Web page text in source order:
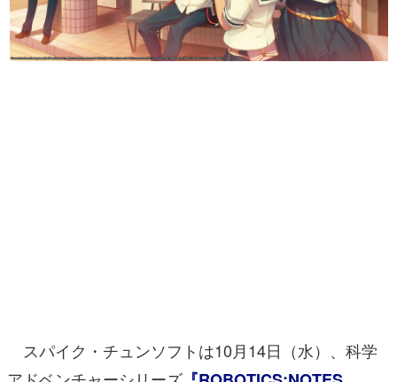
マンガ
女性向け
スパイク・チュンソフトは10月14日（水）、科学